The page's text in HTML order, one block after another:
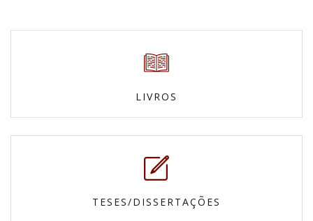
LIVROS
TESES/DISSERTAÇÕES